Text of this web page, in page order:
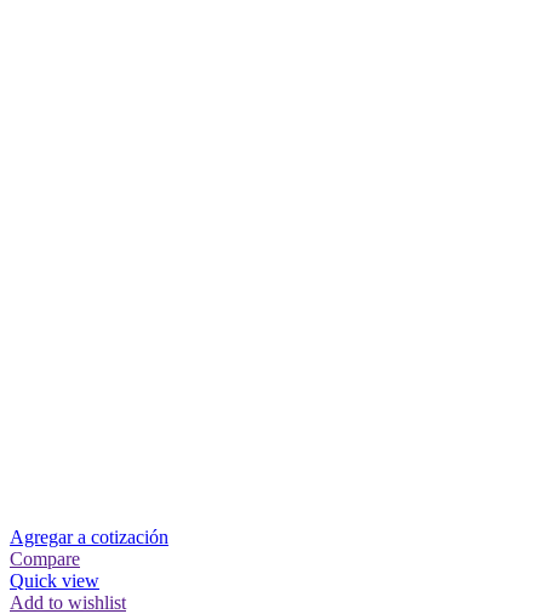
Agregar a cotización
Compare
Quick view
Add to wishlist